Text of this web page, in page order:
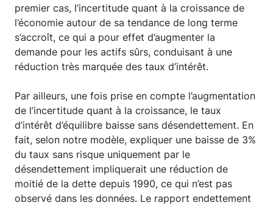
premier cas, l’incertitude quant à la croissance de
l’économie autour de sa tendance de long terme
s’accroît, ce qui a pour effet d’augmenter la
demande pour les actifs sûrs, conduisant à une
réduction très marquée des taux d’intérêt.
Par ailleurs, une fois prise en compte l’augmentation
de l’incertitude quant à la croissance, le taux
d’intérêt d’équilibre baisse sans désendettement. En
fait, selon notre modèle, expliquer une baisse de 3%
du taux sans risque uniquement par le
désendettement impliquerait une réduction de
moitié de la dette depuis 1990, ce qui n’est pas
observé dans les données. Le rapport endettement